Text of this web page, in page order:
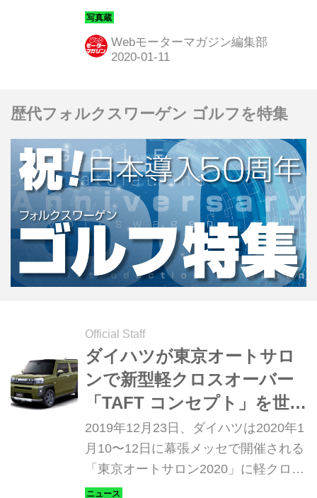
のコンセプトモデル「TAFT（タフ
ト）コンセプト」を世界初公開した。
そのディテールを写真で紹介しよう。
Webモーターマガジン編集部
歴代フォルクスワーゲン ゴルフを特集
Official Staff
ダイハツが東京オートサロ
ンで新型軽クロスオーバー
「TAFT コンセプト」を世界
初公開！
2019年12月23日、ダイハツは2020年1
月10〜12日に幕張メッセで開催される
「東京オートサロン2020」に軽クロス
オーバーのコンセプトモデル